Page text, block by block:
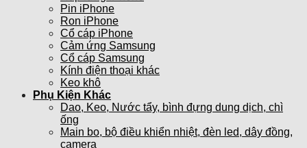
Pin iPhone
Ron iPhone
Cổ cáp iPhone
Cảm ứng Samsung
Cổ cáp Samsung
Kính điện thoại khác
Keo khô
Phụ Kiện Khác
Dao, Keo, Nước tẩy, bình đựng dung dịch, chì
ống
Main bo, bộ điều khiển nhiệt, đèn led, dây đồng,
camera